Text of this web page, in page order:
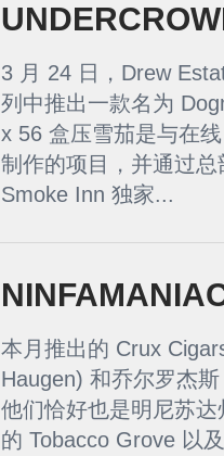
3 月 24 日，Drew
列中推出一款名为
x 56 盒压雪茄是与在
制作的项目，并通过
Smoke Inn 独家...
本月推出的 Crux
Haugen) 和乔尔罗杰
他们恰好也是明尼苏
的 Tobacco Grove 以